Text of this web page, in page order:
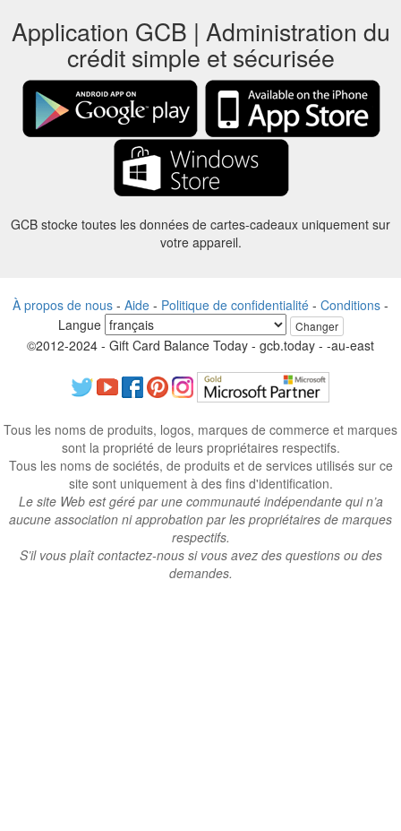
Application GCB | Administration du
crédit simple et sécurisée
GCB stocke toutes les données de cartes-cadeaux uniquement sur
votre appareil.
À propos de nous - Aide - Politique de confidentialité - Conditions -
Langue
Changer
©2012-2024 - Gift Card Balance Today - gcb.today - -au-east
Tous les noms de produits, logos, marques de commerce et marques
sont la propriété de leurs propriétaires respectifs.
Tous les noms de sociétés, de produits et de services utilisés sur ce
site sont uniquement à des fins d'identification.
Le site Web est géré par une communauté indépendante qui n’a
aucune association ni approbation par les propriétaires de marques
respectifs.
S’il vous plaît contactez-nous si vous avez des questions ou des
demandes.